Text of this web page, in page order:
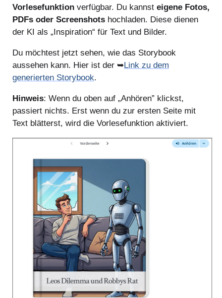
Vorlesefunktion verfügbar. Du kannst eigene Fotos,
PDFs oder Screenshots hochladen. Diese dienen
der KI als „Inspiration“ für Text und Bilder.
Du möchtest jetzt sehen, wie das Storybook
aussehen kann. Hier ist der ➥Link zu dem
generierten Storybook.
Hinweis: Wenn du oben auf „Anhören” klickst,
passiert nichts. Erst wenn du zur ersten Seite mit
Text blätterst, wird die Vorlesefunktion aktiviert.